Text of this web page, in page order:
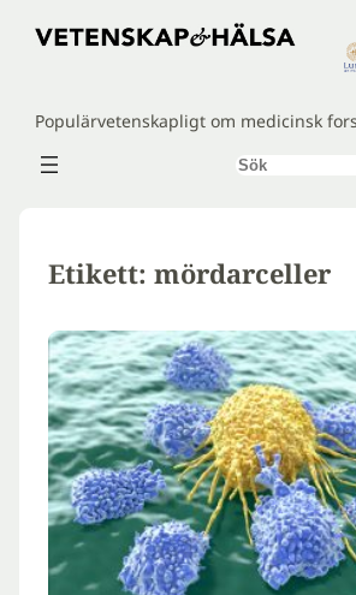
Hoppa
Populärvetenskapligt om medicinsk
Sök
Etikett: mördarceller